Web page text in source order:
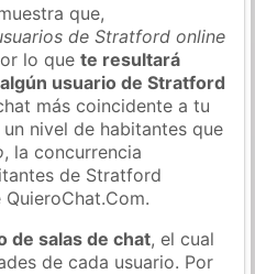
que,
de Stratford online
lo quete resultará
usuario de Stratford
más coincidente a tu
nivel de habitantes que
, la concurrencia
de Stratford
de salas de chat, el cual
de cada usuario. Por